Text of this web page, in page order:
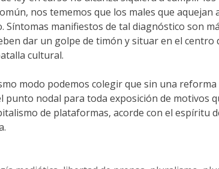
nos tememos que los males que aquejan
manifiestos de tal diagnóstico son
dar un golpe de timón y situar en el centro
cultural.
modo podemos colegir que sin una
punto nodal para toda exposición de motivos
de plataformas, acorde con el espíritu